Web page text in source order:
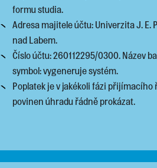
formu studia.
Adresa majitele účtu: Univerzita J. E.
nad Labem.
Číslo účtu: 260112295/0300. Název
symbol: vygeneruje systém.
Poplatek je v jakékoli fázi
povinen úhradu řádně prokázat.